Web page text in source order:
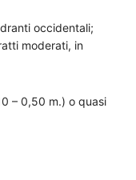
occidentali;
moderati, in
– 0,50 m.) o quasi